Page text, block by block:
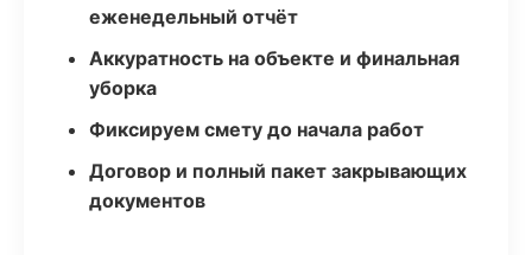
еженедельный отчёт
Аккуратность на объекте и финальная
уборка
Фиксируем смету до начала работ
Договор и полный пакет закрывающих
документов